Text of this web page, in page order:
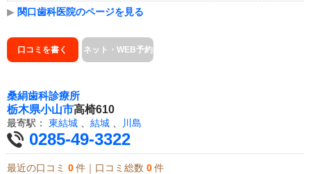
▶ 関口歯科医院のページを見る
口コミを書く ネット・WEB予約
桑絹歯科診療所
栃木県小山市高椅610
最寄駅： 東結城 、 結城 、 川島
0285-49-3322
最近の口コミ 0 件｜口コミ総数 0 件